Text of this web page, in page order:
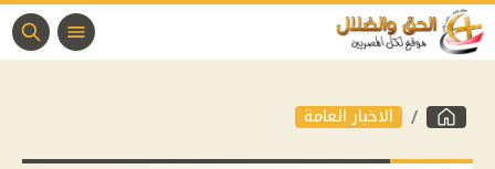
الاخبار العامة